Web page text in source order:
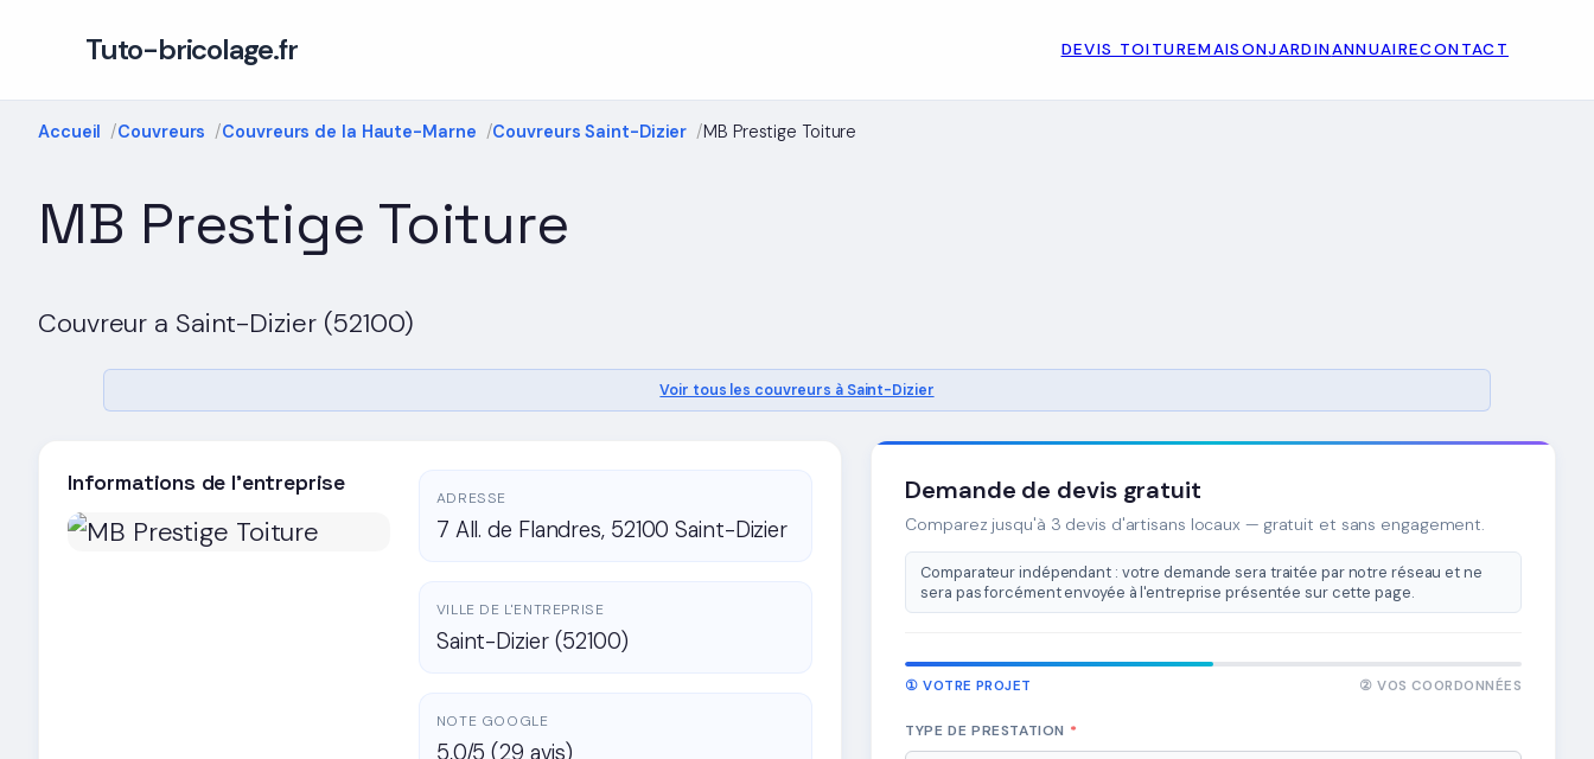
Tuto-bricolage.fr DEVIS TOITUREMAISONJARDINANNUAIRECONTACT
Accueil Couvreurs Couvreurs de la Haute-Marne Couvreurs Saint-Dizier MB Prestige Toiture
MB Prestige Toiture
Couvreur a Saint-Dizier (52100)
Voir tous les couvreurs à Saint-Dizier
Informations de l'entreprise
ADRESSE
7 All. de Flandres, 52100 Saint-Dizier
VILLE DE L'ENTREPRISE
Saint-Dizier (52100)
NOTE GOOGLE
5,0/5 (29 avis)
Demande de devis gratuit
Comparez jusqu'à 3 devis d'artisans locaux — gratuit et sans engagement.
Comparateur indépendant : votre demande sera traitée par notre réseau et ne
sera pas forcément envoyée à l'entreprise présentée sur cette page.
① VOTRE PROJET ② VOS COORDONNÉES
TYPE DE PRESTATION *